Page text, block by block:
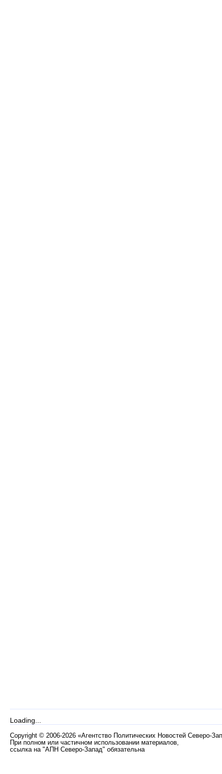
Loading...
Copyright © 2006-2026 «Агентство Политических Новостей Северо-
При полном или частичном использовании материалов,
ссылка на "АПН Северо-Запад" обязательна